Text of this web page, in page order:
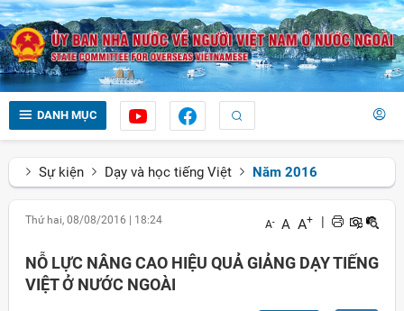
DANH MỤC
Sự kiện Dạy và học tiếng Việt Năm 2016
Thứ hai, 08/08/2016 18:24 A- A A+ |
NỖ LỰC NÂNG CAO HIỆU QUẢ GIẢNG DẠY TIẾNG
VIỆT Ở NƯỚC NGOÀI